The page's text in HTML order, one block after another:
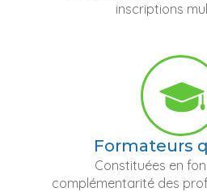
inscriptions
Formateurs
Constituées en
complémentarité des